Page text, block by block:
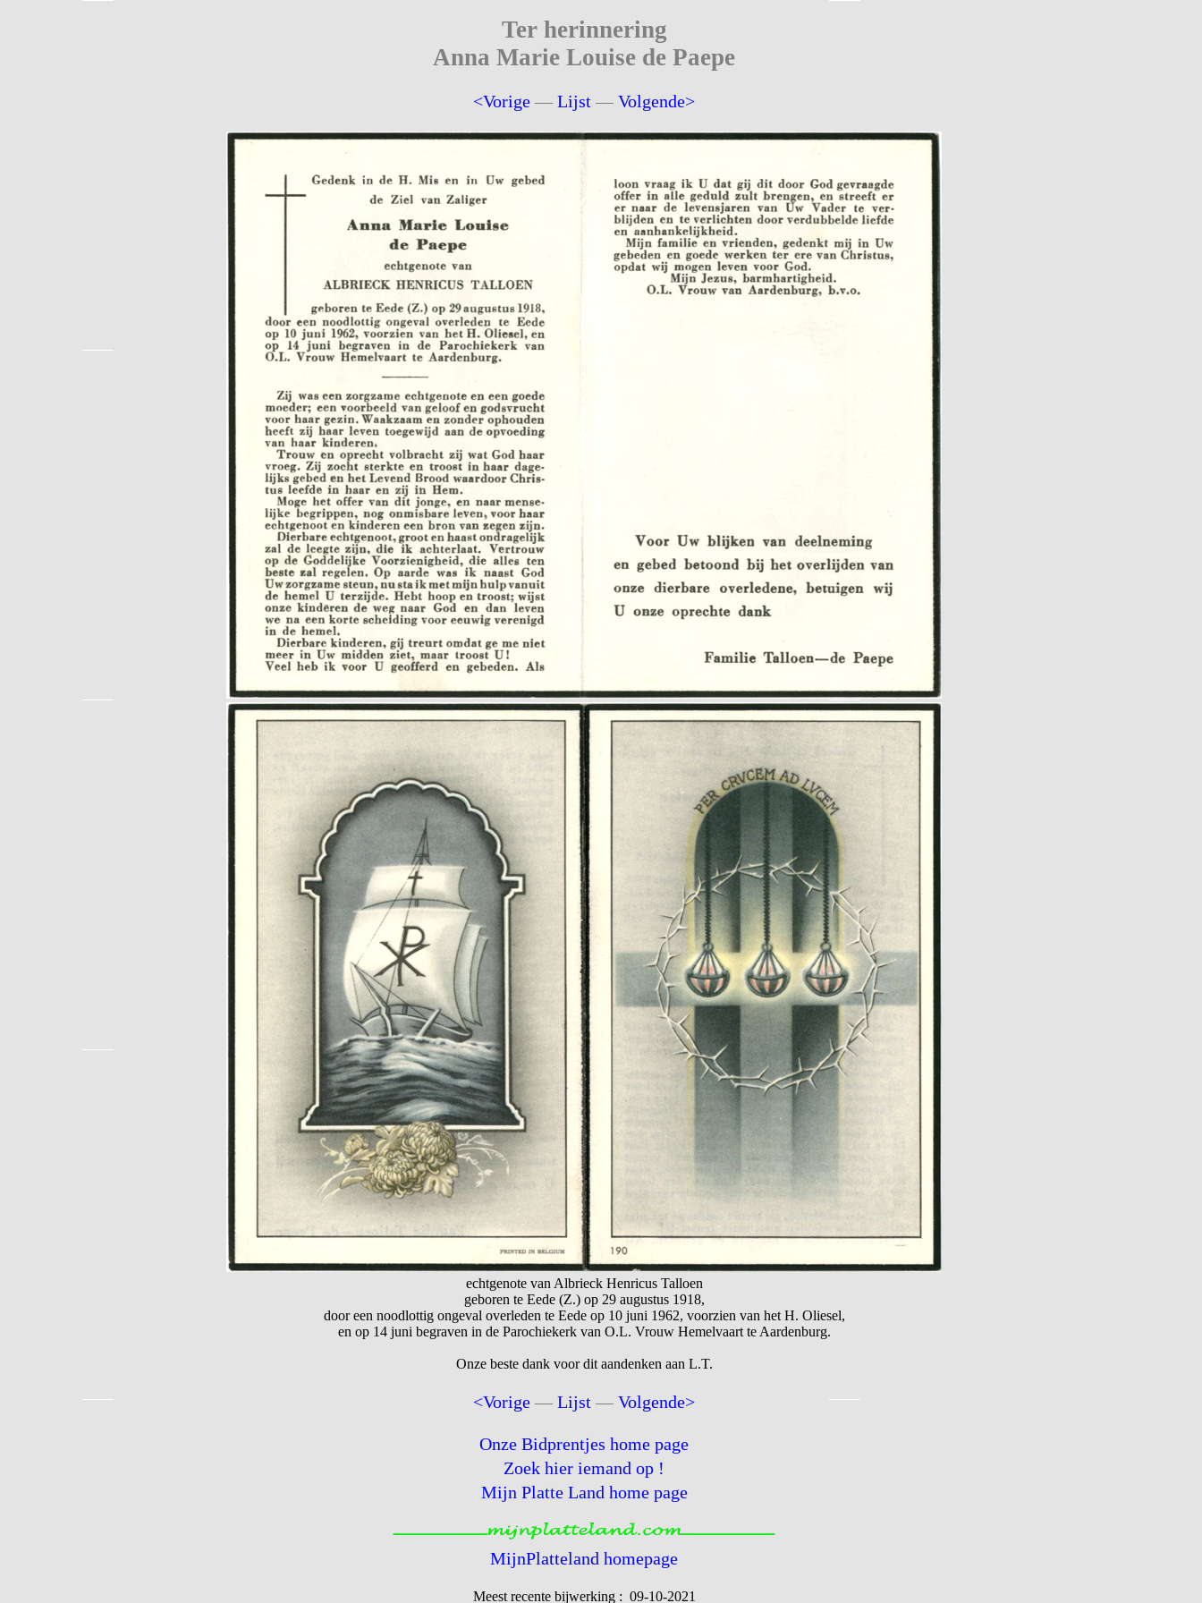
Ter herinnering
Anna Marie Louise de Paepe
<Vorige —Lijst —Volgende>
echtgenote van Albrieck Henricus Talloen
geboren te Eede (Z.) op 29 augustus 1918,
door een noodlottig ongeval overleden te Eede op 10 juni 1962, voorzien van het H. Oliesel,
en op 14 juni begraven in de Parochiekerk van O.L. Vrouw Hemelvaart te Aardenburg.
Onze beste dank voor dit aandenken aan L.T.
<Vorige —Lijst —Volgende>
Onze Bidprentjes home page
Zoek hier iemand op !
Mijn Platte Land home page
MijnPlatteland homepage
Meest recente bijwerking : 09-10-2021